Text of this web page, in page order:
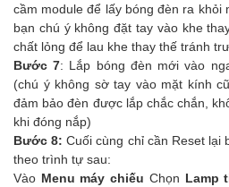
cầm module để lấy bóng đèn ra khỏi
bạn chú ý không đặt tay vào khe
chất lỏng để lau khe thay thế tránh
Bước 7: Lắp bóng đèn mới vào
(chú ý không sờ tay vào mặt kính
đảm bảo đèn được lắp chắc chắn,
khi đóng nắp)
Bước 8:Cuối cùng chỉ cần Reset lại
theo trình tự sau:
Vào Menu máy chiếu Chọn Lamp